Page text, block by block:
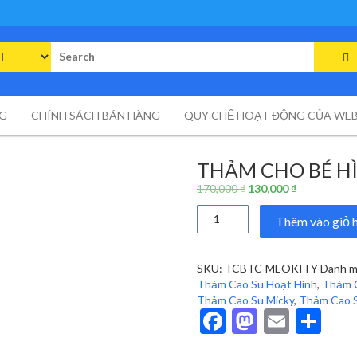
CHÍNH SÁCH BÁN HÀNG QUY CHẾ HOẠT ĐỘNG CỦA
THẢM CHO BÉ
170,000₫ Giá
gốc
170,000 ₫.
130,000₫Giá
hiện
tại
là:
cho
Mèo
Kity
số
lượng
Thêm vào giỏ
SKU: TCBTC-MEOKITYDanh
Thảm Cao Su Hoạt Hình, Thảm
Thảm Cao Su Micky, Thảm Cao
Facebook
Mastodon
Email